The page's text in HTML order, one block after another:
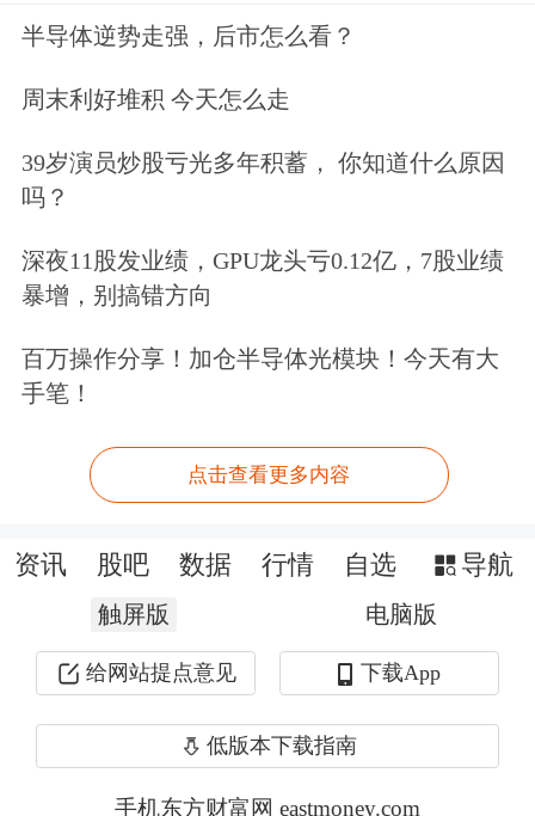
来旺季。3）关注结构性需求变化带动
航空：油价下跌，需求复苏。2H26航
空煤油价格有望明显环比回落，航空公
司成本改善，随着需求增长，航空票价
可能有所提振。
非快递物流：1H26板块整体承压，但
当前估值均已回落到过去三年均值以
红利板块：基本面稳健，等待风格切
换。1H26交运红利均明显跑输大盘，
主要是资金风险偏好导致，但基本面稳
健，例如大秦线1-5月运量同比增长约
7%，下半年板块催化需等风格切换。
半导体逆势走强，后市怎么看？
周末利好堆积 今天怎么走
39岁演员炒股亏光多年积蓄， 你知道什么原因
吗？
深夜11股发业绩，GPU龙头亏0.12亿，7股业绩
暴增，别搞错方向
百万操作分享！加仓半导体光模块！今天有大
手笔！
点击查看更多内容
资讯 股吧 数据 行情 自选 导航
触屏版 电脑版
给网站提点意见 下载App
低版本下载指南
手机东方财富网 eastmoney.com